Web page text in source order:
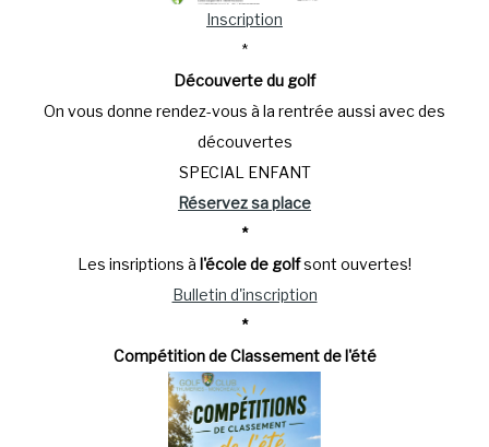
Inscription
*
Découvertedu golf
On vous donne rendez-vous à la rentrée aussi avec des
découvertes
SPECIAL ENFANT
Réservez sa place
*
Les insriptions à l'école de golfsont ouvertes!
Bulletin d'inscription
*
Compétition de Classement de l'été